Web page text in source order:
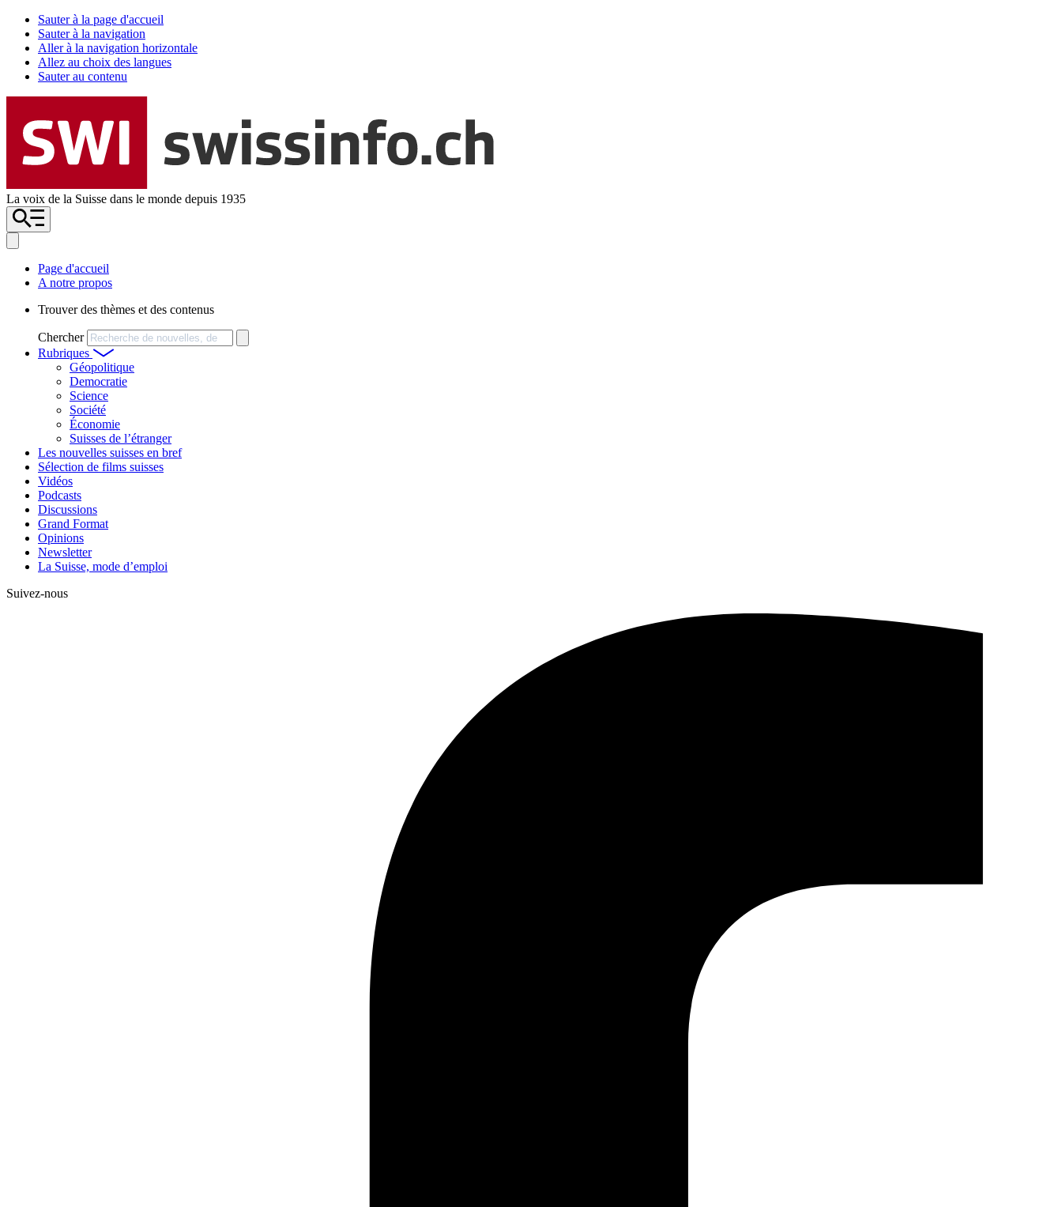
Sauter à la page d'accueil
Sauter à la navigation
Aller à la navigation horizontale
Allez au choix des langues
Sauter au contenu
La voix de la Suisse dans le monde depuis 1935
Page d'accueil
A notre propos
Trouver des thèmes et des contenus
Chercher
Rubriques
Géopolitique
Democratie
Science
Société
Économie
Suisses de l’étranger
Les nouvelles suisses en bref
Sélection de films suisses
Vidéos
Podcasts
Discussions
Grand Format
Opinions
Newsletter
La Suisse, mode d’emploi
Suivez-nous